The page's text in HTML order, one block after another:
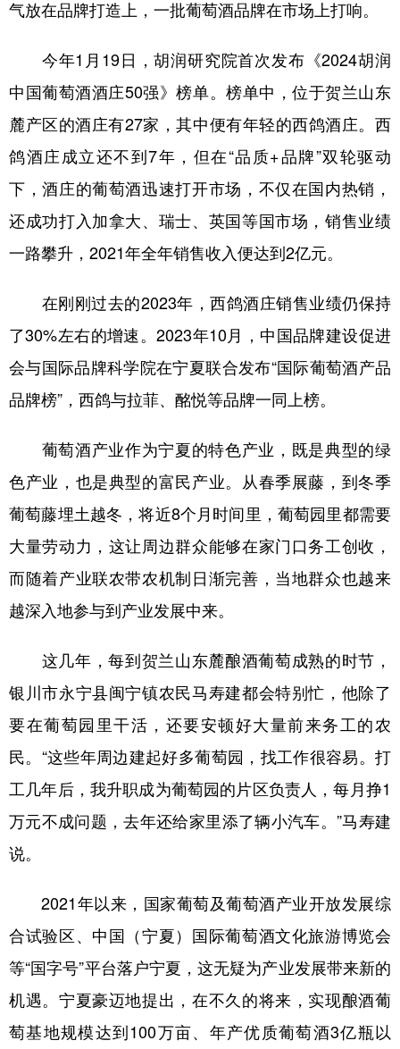
气放在品牌打造上，一批葡萄酒品牌在市场上打响。
今年1月19日，胡润研究院首次发布《2024胡润
中国葡萄酒酒庄50强》榜单。榜单中，位于贺兰山东
麓产区的酒庄有27家，其中便有年轻的西鸽酒庄。西
鸽酒庄成立还不到7年，但在“品质+品牌”双轮驱动
下，酒庄的葡萄酒迅速打开市场，不仅在国内热销，
还成功打入加拿大、瑞士、英国等国市场，销售业绩
一路攀升，2021年全年销售收入便达到2亿元。
在刚刚过去的2023年，西鸽酒庄销售业绩仍保持
了30%左右的增速。2023年10月，中国品牌建设促进
会与国际品牌科学院在宁夏联合发布“国际葡萄酒产品
品牌榜”，西鸽与拉菲、酩悦等品牌一同上榜。
葡萄酒产业作为宁夏的特色产业，既是典型的绿
色产业，也是典型的富民产业。从春季展藤，到冬季
葡萄藤埋土越冬，将近8个月时间里，葡萄园里都需要
大量劳动力，这让周边群众能够在家门口务工创收，
而随着产业联农带农机制日渐完善，当地群众也越来
越深入地参与到产业发展中来。
这几年，每到贺兰山东麓酿酒葡萄成熟的时节，
银川市永宁县闽宁镇农民马寿建都会特别忙，他除了
要在葡萄园里干活，还要安顿好大量前来务工的农
民。“这些年周边建起好多葡萄园，找工作很容易。打
工几年后，我升职成为葡萄园的片区负责人，每月挣1
万元不成问题，去年还给家里添了辆小汽车。”马寿建
说。
2021年以来，国家葡萄及葡萄酒产业开放发展综
合试验区、中国（宁夏）国际葡萄酒文化旅游博览会
等“国字号”平台落户宁夏，这无疑为产业发展带来新的
机遇。宁夏豪迈地提出，在不久的将来，实现酿酒葡
萄基地规模达到100万亩、年产优质葡萄酒3亿瓶以